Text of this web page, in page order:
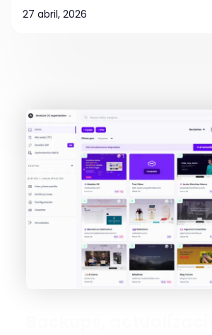
27 abril, 2026